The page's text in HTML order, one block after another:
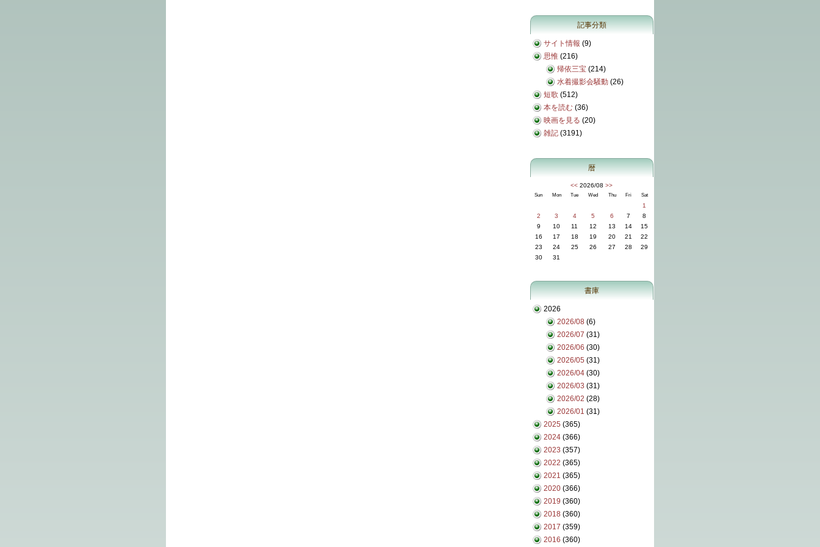
記事分類
サイト情報 (9)
思惟 (216)
帰依三宝 (214)
水着撮影会騒動 (26)
短歌 (512)
本を読む (36)
映画を見る (20)
雑記 (3191)
暦
<< 2026/08 >>
Sun Mon Tue Wed Thu Fri Sat
1
2
3 4 5 6 7
8
9
10 11 12 13 14
15
16
17 18 19 20 21
22
23
24 25 26 27 28
29
30
31
書庫
2026
2026/08 (6)
2026/07 (31)
2026/06 (30)
2026/05 (31)
2026/04 (30)
2026/03 (31)
2026/02 (28)
2026/01 (31)
2025 (365)
2024 (366)
2023 (357)
2022 (365)
2021 (365)
2020 (366)
2019 (360)
2018 (360)
2017 (359)
2016 (360)